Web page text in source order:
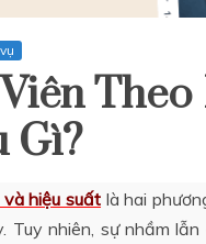
Theo
Gì?
hiệu suất là hai
Tuy nhiên, sự nhầm